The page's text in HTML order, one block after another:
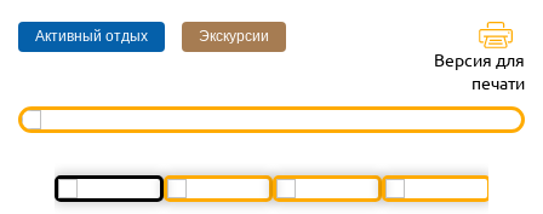
Активный отдых Экскурсии
Версия для
печати